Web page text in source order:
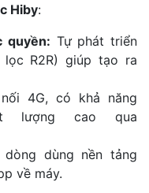
Hiby:
quyền: Tự phát triển
lọc R2R) giúp tạo ra
4G, có khả năng
lượng cao qua
dòng dùng nền tảng
về máy.